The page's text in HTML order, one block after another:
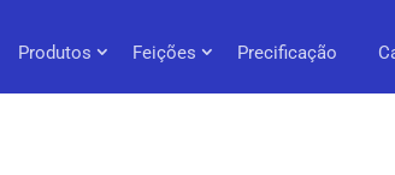
Produtos Feições Precificação